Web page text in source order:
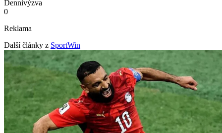
Dennívýzva
0
Reklama
Další články z SportWin